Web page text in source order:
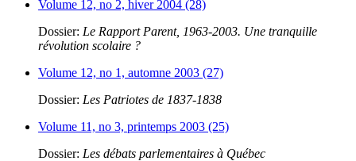
Volume 12, no 2, hiver 2004 (28)
Dossier: Le Rapport Parent, 1963-2003. Une tranquille
révolution scolaire ?
Volume 12, no 1, automne 2003 (27)
Dossier: Les Patriotes de 1837-1838
Volume 11, no 3, printemps 2003 (25)
Dossier: Les débats parlementaires à Québec